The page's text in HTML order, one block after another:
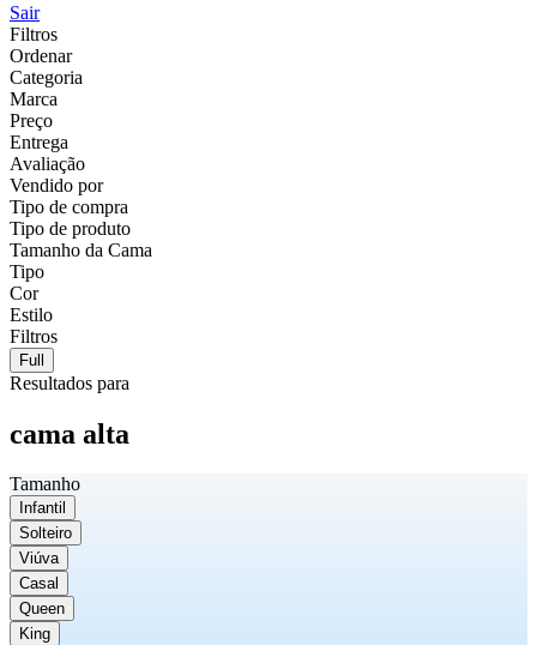
Sair
Filtros
Ordenar
Categoria
Marca
Preço
Entrega
Avaliação
Vendido por
Tipo de compra
Tipo de produto
Tamanho da Cama
Tipo
Cor
Estilo
Filtros
Full
Resultados para
cama alta
Tamanho
Infantil
Solteiro
Viúva
Casal
Queen
King